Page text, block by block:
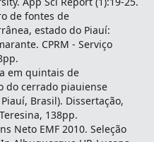
de fontes de
estado do Piauí:
CPRM - Serviço
em quintais de
do cerrado piauiense
Brasil). Dissertação,
138pp.
Neto EMF 2010. Seleção